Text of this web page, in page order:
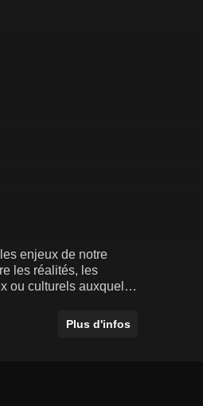
enjeux de notre
les réalités, les
ou culturels auxquels
Plus d'infos